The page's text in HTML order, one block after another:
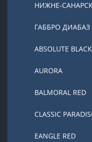
НИЖНЕ-
ГАББРО ДИАБАЗ
ABSOLUTE BLACK
AURORA
BALMORAL RED
CLASSIC
EANGLE RED